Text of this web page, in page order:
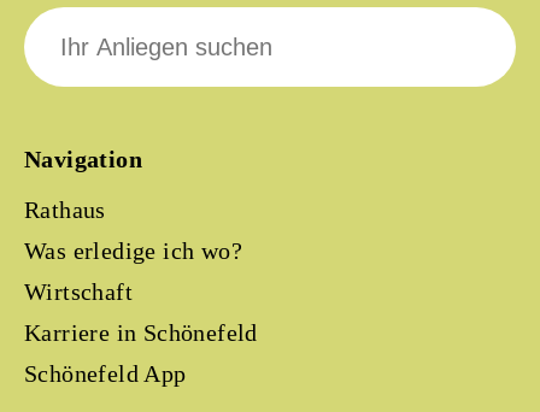
Navigation
Rathaus
Was erledige ich wo?
Wirtschaft
Karriere in Schönefeld
Schönefeld App
Suche
nach: